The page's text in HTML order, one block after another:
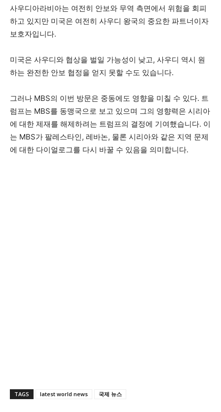
사우디아라비아는 여전히 안보와 무역 측면에서 위험을 회피
하고 있지만 미국은 여전히 ​​사우디 왕국의 중요한 파트너이자
보호자입니다.
미국은 사우디와 협상을 벌일 가능성이 낮고, 사우디 역시 원
하는 완전한 안보 협정을 얻지 못할 수도 있습니다.
그러나 MBS의 이번 방문은 중동에도 영향을 미칠 수 있다. 트
럼프는 MBS를 동맹국으로 보고 있으며 그의 영향력은 시리아
에 대한 제재를 해제하려는 트럼프의 결정에 기여했습니다. 이
는 MBS가 팔레스타인, 레바논, 물론 시리아와 같은 지역 문제
에 대한 다이얼로그를 다시 바꿀 수 있음을 의미합니다.
TAGS latest world news 국제 뉴스